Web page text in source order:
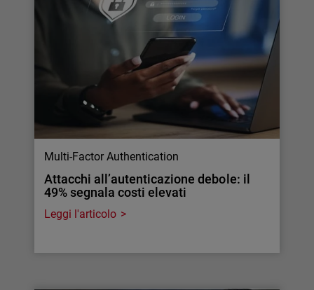
Multi-Factor Authentication
Attacchi all’autenticazione debole: il
49% segnala costi elevati
Leggi l'articolo